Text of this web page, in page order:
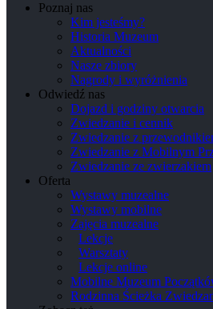
Poznaj nas
Kim jesteśmy?
Historia Muzeum
Aktualności
Nasze zbiory
Nagrody i wyróżnienia
Odwiedź nas
Dojazd i godziny otwarcia
Zwiedzanie i cennik
Zwiedzanie z
Zwiedzanie z Mobilnym
Zwiedzanie ze zwierzakiem
Oferta
Wystawy muzealne
Wystawy mobilne
Zajęcia muzealne
Lekcje
Warsztaty
Lekcje online
Mobilne Muzeum
Rodzinna Ścieżka